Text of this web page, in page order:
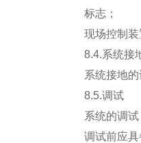
标志；
现场控制
8.4.系统接
系统接地
8.5.调试
系统的调
调试前应